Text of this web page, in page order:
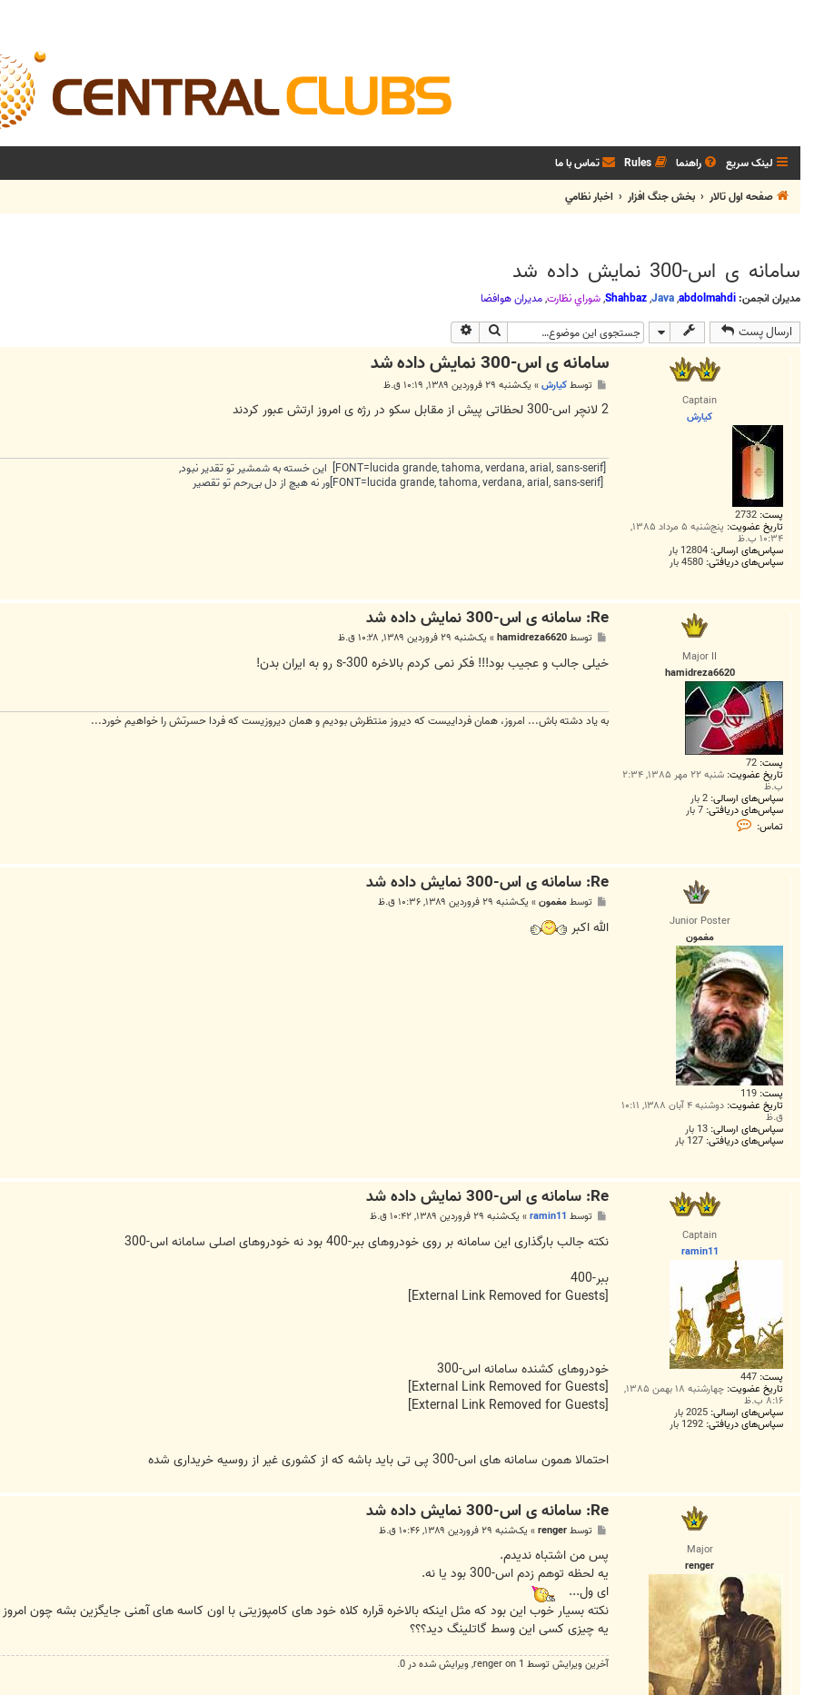
لینک سریع راهنما Rules تماس با ما
صفحه اول تالار
بخش جنگ افزار اخبار نظامي
سامانه ی اس-300 نمایش داده شد
مدیران انجمن: abdolmahdi
,
Java
,
Shahbaz
,شوراي نظارت,مديران هوافضا
ارسال پست جستجو
Captain
كيارش
پست: 2732
تاریخ عضویت: پنج‌شنبه ۵ مرداد ۱۳۸۵,
۱۰:۳۴ ب.ظ
سپاس‌های ارسالی: 12804 بار
سپاس‌های دریافتی: 4580 بار
سامانه ی اس-300 نمایش داده شد
ت
توسطكيارش» یک‌شنبه ۲۹ فروردین ۱۳۸۹, ۱۰:۱۹ ق.ظ
2 لانچر اس-300 لحظاتی پیش از مقابل سکو در رژه ی امروز ارتش عبور کردند
[FONT=lucida grande, tahoma, verdana, arial, sans-serif] این خسته به شمشیر تو تقدیر نبود,
[FONT=lucida grande, tahoma, verdana, arial, sans-serif]ور نه هیچ از دل بی‌رحم تو تقصیر
Major II
hamidreza6620
پست: 72
تاریخ عضویت: شنبه ۲۲ مهر ۱۳۸۵, ۲:۳۴
ب.ظ
سپاس‌های ارسالی: 2 بار
سپاس‌های دریافتی: 7 بار
تماس:
ت
h
d
z
a
6
6
2
0
Re: سامانه ی اس-300 نمایش داده شد
ت
توسطhamidreza6620
» یک‌شنبه ۲۹ فروردین ۱۳۸۹, ۱۰:۲۸ ق.ظ
خیلی جالب و عجیب بود!!! فکر نمی کردم بالاخره s-300 رو به ایران بدن!
به ياد دشته باش... امروز، همان فرداييست كه ديروز منتظرش بوديم و همان ديروزيست كه فردا حسرتش را خواهيم خورد...
Junior Poster
مغمون
پست: 119
تاریخ عضویت: دوشنبه ۴ آبان ۱۳۸۸, ۱۰:۱۱
ق.ظ
سپاس‌های ارسالی: 13 بار
سپاس‌های دریافتی: 127 بار
Re: سامانه ی اس-300 نمایش داده شد
ت
توسطمغمون» یک‌شنبه ۲۹ فروردین ۱۳۸۹, ۱۰:۳۶ ق.ظ
الله اکبر
Captain
ramin11
پست: 447
تاریخ عضویت: چهارشنبه ۱۸ بهمن ۱۳۸۵,
۸:۱۶ ب.ظ
سپاس‌های ارسالی: 2025 بار
سپاس‌های دریافتی: 1292 بار
Re: سامانه ی اس-300 نمایش داده شد
ت
توسط ramin11
» یک‌شنبه ۲۹ فروردین ۱۳۸۹, ۱۰:۴۲ ق.ظ
نکته جالب بارگذاری این سامانه بر روی خودروهای ببر-400 بود نه خودروهای اصلی سامانه اس-300
ببر-400
[External Link Removed for Guests]
خودروهای کشنده سامانه اس-300
[External Link Removed for Guests]
[External Link Removed for Guests]
احتمالا همون سامانه های اس-300 پی تی باید باشه که از کشوری غیر از روسیه خریداری شده
Major
renger
Re: سامانه ی اس-300 نمایش داده شد
ت
توسطrenger
» یک‌شنبه ۲۹ فروردین ۱۳۸۹, ۱۰:۴۶ ق.ظ
پس من اشتباه ندیدم.
یه لحظه توهم زدم اس-300 بود یا نه.
ای ول...
نکته بسیار خوب این بود که مثل اینکه بالاخره قراره کلاه خود های کامپوزیتی با اون کاسه های آهنی جایگزین بشه چون
یه چیزی کسی این وسط گاتلینگ دید؟؟؟
آخرین ويرايش توسط 1 on renger, ويرايش شده در 0.